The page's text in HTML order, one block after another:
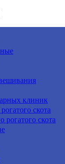
клиник
скота
рогатого скота